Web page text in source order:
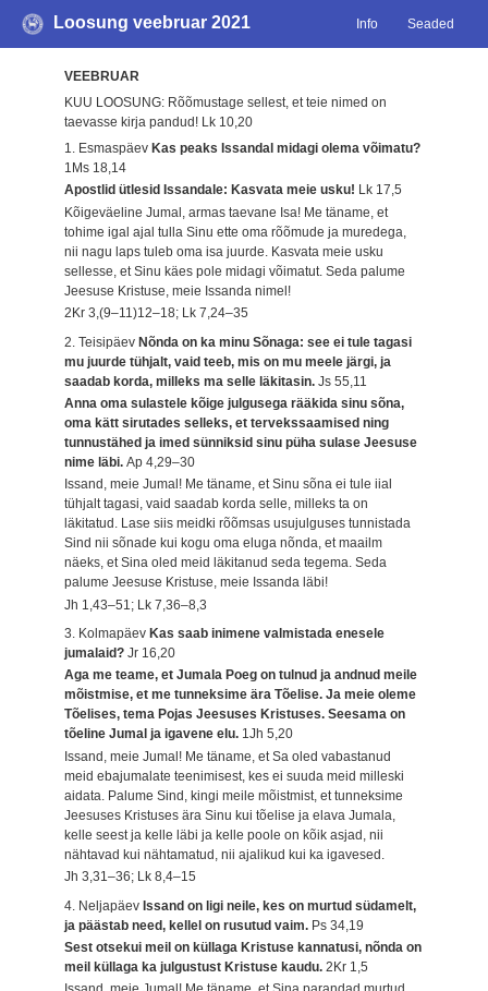
Loosung veebruar 2021 Info Seaded
VEEBRUAR
KUU LOOSUNG: Rõõmustage sellest, et teie nimed on
taevasse kirja pandud! Lk 10,20
1. Esmaspäev Kas peaks Issandal midagi olema võimatu?
1Ms 18,14
Apostlid ütlesid Issandale: Kasvata meie usku! Lk 17,5
Kõigeväeline Jumal, armas taevane Isa! Me täname, et
tohime igal ajal tulla Sinu ette oma rõõmude ja muredega,
nii nagu laps tuleb oma isa juurde. Kasvata meie usku
sellesse, et Sinu käes pole midagi võimatut. Seda palume
Jeesuse Kristuse, meie Issanda nimel!
2Kr 3,(9–11)12–18; Lk 7,24–35
2. TeisipäevNõnda on ka minu Sõnaga: see ei tule tagasi
mu juurde tühjalt, vaid teeb, mis on mu meele järgi, ja
saadab korda, milleks ma selle läkitasin.Js 55,11
Anna oma sulastele kõige julgusega rääkida sinu sõna,
oma kätt sirutades selleks, et tervekssaamised ning
tunnustähed ja imed sünniksid sinu püha sulase Jeesuse
nime läbi.Ap 4,29–30
Issand, meie Jumal! Me täname, et Sinu sõna ei tule iial
tühjalt tagasi, vaid saadab korda selle, milleks ta on
läkitatud. Lase siis meidki rõõmsas usujulguses tunnistada
Sind nii sõnade kui kogu oma eluga nõnda, et maailm
näeks, et Sina oled meid läkitanud seda tegema. Seda
palume Jeesuse Kristuse, meie Issanda läbi!
Jh 1,43–51; Lk 7,36–8,3
3. Kolmapäev Kas saab inimene valmistada enesele
jumalaid?Jr 16,20
Aga me teame, et Jumala Poeg on tulnud ja andnud meile
mõistmise, et me tunneksime ära Tõelise. Ja meie oleme
Tõelises, tema Pojas Jeesuses Kristuses. Seesama on
tõeline Jumal ja igavene elu. 1Jh 5,20
Issand, meie Jumal! Me täname, et Sa oled vabastanud
meid ebajumalate teenimisest, kes ei suuda meid milleski
aidata. Palume Sind, kingi meile mõistmist, et tunneksime
Jeesuses Kristuses ära Sinu kui tõelise ja elava Jumala,
kelle seest ja kelle läbi ja kelle poole on kõik asjad, nii
nähtavad kui nähtamatud, nii ajalikud kui ka igavesed.
Jh 3,31–36; Lk 8,4–15
4. NeljapäevIssand on ligi neile, kes on murtud südamelt,
ja päästab need, kellel on rusutud vaim. Ps 34,19
Sest otsekui meil on küllaga Kristuse kannatusi, nõnda on
meil küllaga ka julgustust Kristuse kaudu.2Kr 1,5